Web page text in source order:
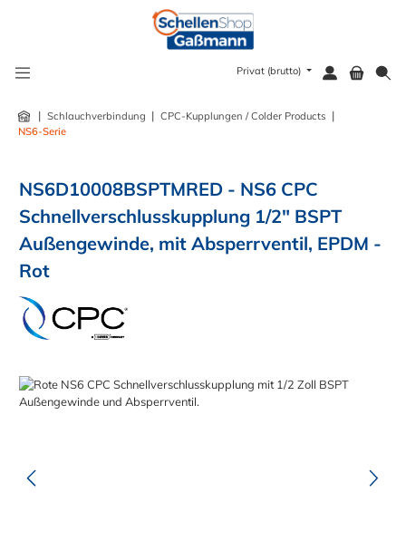
Privat (brutto)
| Schlauchverbindung | CPC-Kupplungen / Colder Products |
NS6-Serie
NS6D10008BSPTMRED - NS6 CPC
Schnellverschlusskupplung 1/2" BSPT
Außengewinde, mit Absperrventil, EPDM -
Rot
Bildergalerie überspringen